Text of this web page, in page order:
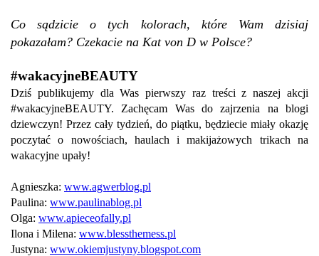
Co sądzicie o tych kolorach, które Wam dzisiaj
pokazałam? Czekacie na Kat von D w Polsce?
#wakacyjneBEAUTY
Dziś publikujemy dla Was pierwszy raz treści z naszej akcji
#wakacyjneBEAUTY. Zachęcam Was do zajrzenia na blogi
dziewczyn! Przez cały tydzień, do piątku, będziecie miały okazję
poczytać o nowościach, haulach i makijażowych trikach na
wakacyjne upały!
Agnieszka: www.agwerblog.pl
Paulina: www.paulinablog.pl
Olga: www.apieceofally.pl
Ilona i Milena: www.blessthemess.pl
Justyna: www.okiemjustyny.blogspot.com